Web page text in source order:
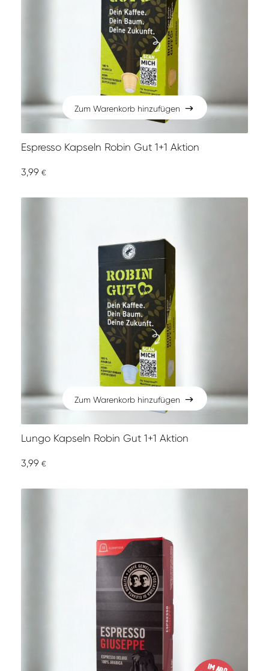
Zum Warenkorb hinzufügen
Zum Warenkorb hinzufügen
Espresso Kapseln Robin Gut 1+1 Aktion
3,99 €
Zum Warenkorb hinzufügen
Zum Warenkorb hinzufügen
Lungo Kapseln Robin Gut 1+1 Aktion
3,99 €